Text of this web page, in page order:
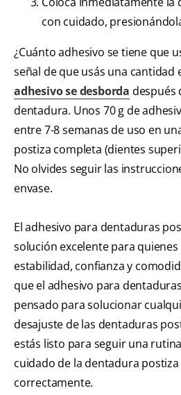
con cuidado,
¿Cuánto adhesivo se tiene que
señal de que usás una cantidad
adhesivo se desborda después
dentadura. Unos 70 g de
entre 7-8 semanas de uso en
postiza completa (dientes
No olvides seguir las
envase.
El adhesivo para dentaduras
solución excelente para
estabilidad, confianza y
que el adhesivo para
pensado para solucionar
desajuste de las dentaduras
estás listo para seguir una
cuidado de la dentadura
correctamente.